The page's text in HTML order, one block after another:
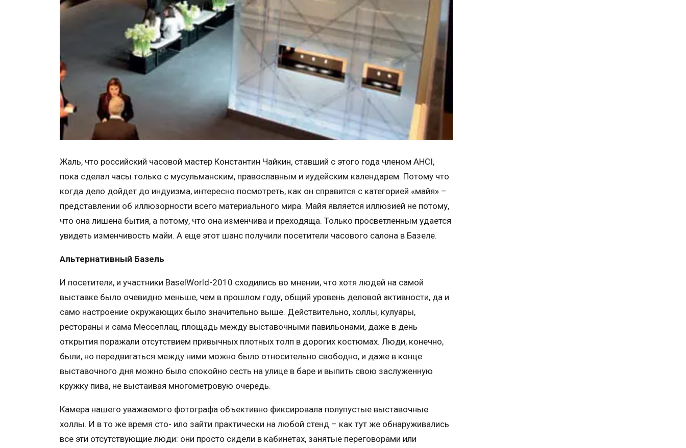
Жаль, что российский часовой мастер Константин Чайкин, ставший с этого года членом AHCI,
пока сделал часы только с мусульманским, православным и иудейским календарем. Потому что
когда дело дойдет до индуизма, интересно посмотреть, как он справится с категорией «майя» –
представлении об иллюзорности всего материального мира. Майя является иллюзией не потому,
что она лишена бытия, а потому, что она изменчива и преходяща. Только просветленным удается
увидеть изменчивость майи. А еще этот шанс получили посетители часового салона в Базеле.
Альтернативный Базель
И посетители, и участники BaselWorld-2010 сходились во мнении, что хотя людей на самой
выставке было очевидно меньше, чем в прошлом году, общий уровень деловой активности, да и
само настроение окружающих было значительно выше. Действительно, холлы, кулуары,
рестораны и сама Мессеплац, площадь между выставочными павильонами, даже в день
открытия поражали отсутствием привычных плотных толп в дорогих костюмах. Люди, конечно,
были, но передвигаться между ними можно было относительно свободно, и даже в конце
выставочного дня можно было спокойно сесть на улице в баре и выпить свою заслуженную
кружку пива, не выстаивая многометровую очередь.
Камера нашего уважаемого фотографа объективно фиксировала полупустые выставочные
холлы. И в то же время сто- ило зайти практически на любой стенд – как тут же обнаруживались
все эти отсутствующие люди: они просто сидели в кабинетах, занятые переговорами или